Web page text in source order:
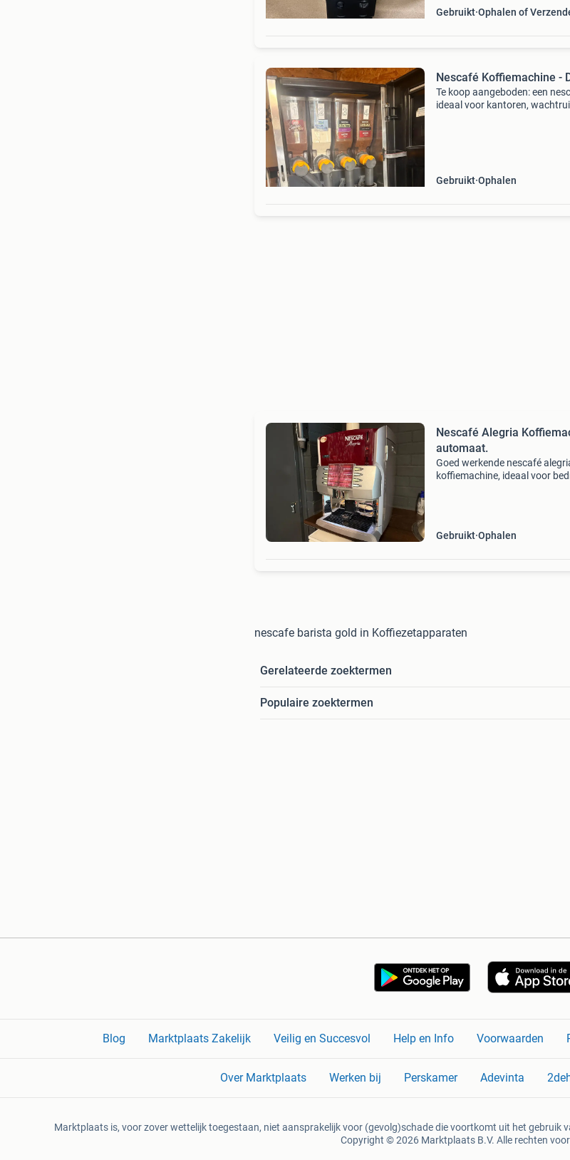
Gebruikt Ophalen of
Nescafé Koffiemachine -
Te koop aangeboden: een
ideaal voor kantoren,
Gebruikt Ophalen
Nescafé Alegria
automaat.
Goed werkende nescafé
koffiemachine, ideaal voor
Gebruikt Ophalen
nescafe barista gold in Koffiezetapparaten
Gerelateerde zoektermen
Populaire zoektermen
Blog Marktplaats Zakelijk Veilig en Succesvol Help en Info Voorwaarden
Over Marktplaats Werken bij Perskamer Adevinta
Marktplaats is, voor zover wettelijk toegestaan, niet aansprakelijk voor (gevolg)schade die voortkomt uit het gebruik
Copyright © 2026 Marktplaats B.V. Alle rechten